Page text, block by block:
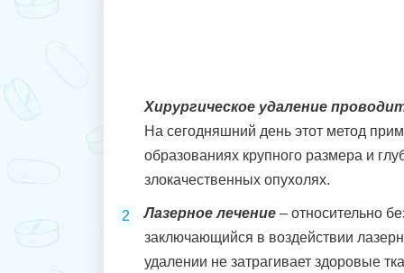
Хирургическое удаление
На сегодняшний день этот метод
образованиях крупного размера и
злокачественных опухолях.
Лазерное лечение – относительно
заключающийся в воздействии
удалении не затрагивает здоровые